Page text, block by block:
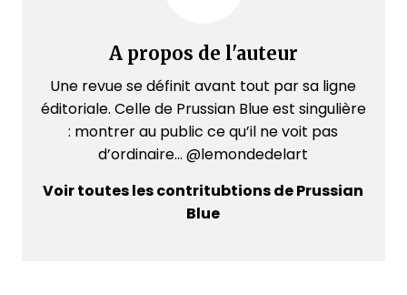
A propos de l'auteur
Une revue se définit avant tout par sa ligne
éditoriale. Celle de Prussian Blue est singulière
: montrer au public ce qu’il ne voit pas
d’ordinaire... @lemondedelart
Voir toutes les contritubtions de Prussian
Blue